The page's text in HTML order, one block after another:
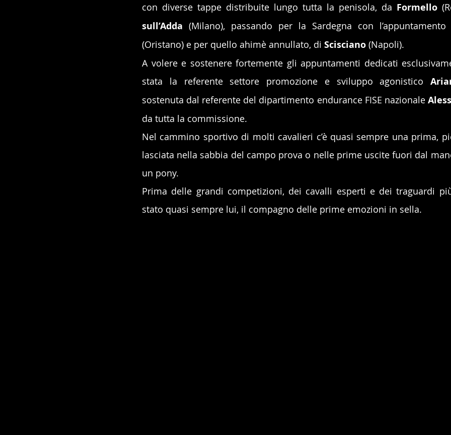
con diverse tappe distribuite lungo tutta la penisola, da Formello
sull’Adda (Milano), passando per la Sardegna con
(Oristano) e per quello ahimè annullato, di Scisciano (Napoli).
A volere e sostenere fortemente gli appuntamenti dedicati
stata la referente settore promozione e sviluppo agonistico
sostenuta dal referente del dipartimento endurance FISE nazionale
da tutta la commissione.
Nel cammino sportivo di molti cavalieri c’è quasi sempre una prima,
lasciata nella sabbia del campo prova o nelle prime uscite fuori dal
un pony.
Prima delle grandi competizioni, dei cavalli esperti e dei traguardi
stato quasi sempre lui, il compagno delle prime emozioni in sella.